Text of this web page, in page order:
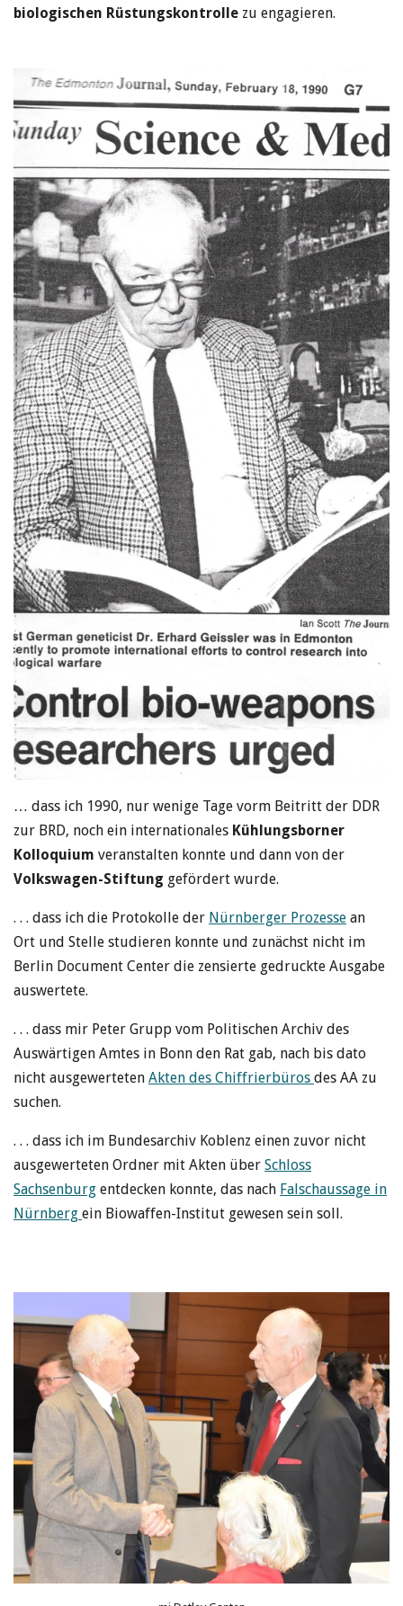
biologischen Rüstungskontrolle zu engagieren.
… dass ich 1990, nur wenige Tage vorm Beitritt der DDR
zur BRD, noch ein internationales Kühlungsborner
Kolloquium veranstalten konnte und dann von der
Volkswagen-Stiftung gefördert wurde.
. . . dass ich die Protokolle der Nürnberger Prozesse an
Ort und Stelle studieren konnte und zunächst nicht im
Berlin Document Center die zensierte gedruckte Ausgabe
auswertete.
. . . dass mir Peter Grupp vom Politischen Archiv des
Auswärtigen Amtes in Bonn den Rat gab, nach bis dato
nicht ausgewerteten Akten des Chiffrierbüros des AA zu
suchen.
. . . dass ich im Bundesarchiv Koblenz einen zuvor nicht
ausgewerteten Ordner mit Akten über Schloss
Sachsenburg entdecken konnte, das nach Falschaussage in
Nürnberg ein Biowaffen-Institut gewesen sein soll.